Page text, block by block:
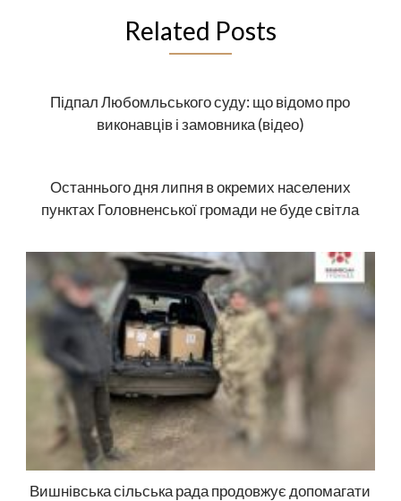
Related Posts
Підпал Любомльського суду: що відомо про
виконавців і замовника (відео)
Останнього дня липня в окремих населених
пунктах Головненської громади не буде світла
Вишнівська сільська рада продовжує допомагати